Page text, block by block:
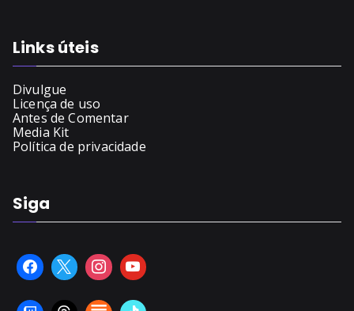
Links úteis
Divulgue
Licença de uso
Antes de Comentar
Media Kit
Política de privacidade
Siga